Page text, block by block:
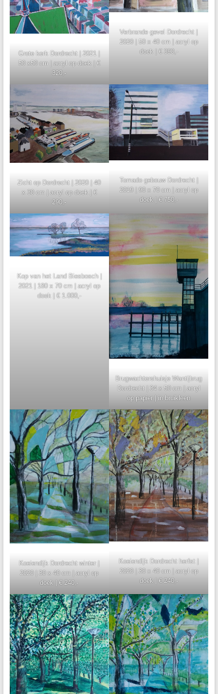
Grote kerk Dordrecht | 2021 |
50 x50 cm | acryl op doek | €
320,-
Verbrande gevel Dordrecht |
2020 | 50 x 40 cm | acryl op
doek | € 390,-
Zicht op Dordrecht | 2020 | 40
x 30 cm | acryl op doek | €
290,-
Tomado gebouw Dordrecht |
2019 | 90 x 70 cm | acryl op
doek | € 750,-
Kop van het Land Biesbosch |
2021 | 180 x 70 cm | acryl op
doek | € 1.000,-
Brugwachtershuisje Wantijbrug
Dordrecht | 34 x 50 cm | acryl
op papier | in bruikleen
Koeiendijk Dordrecht winter |
2020 | 30 x 40 cm | acryl op
doek | € 240,-
Koeiendijk Dordrecht herfst |
2020 | 30 x 40 cm | acryl op
doek | € 240,-